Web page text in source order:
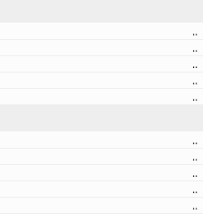
..
..
..
..
..
..
..
..
..
..